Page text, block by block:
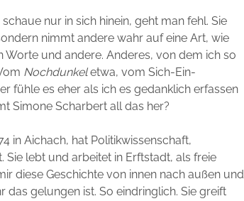
nur in sich hinein, geht man fehl. Sie
nimmt andere wahr auf eine Art, wie
und andere. Anderes, von dem ich so
Nochdunkeletwa, vom Sich-Ein-
fühle es eher als ich es gedanklich erfassen
Simone Scharbert all das her?
in Aichach, hat Politikwissenschaft,
Sie lebt und arbeitet in Erftstadt, als freie
diese Geschichte von innen nach außen und
das gelungen ist. So eindringlich. Sie greift